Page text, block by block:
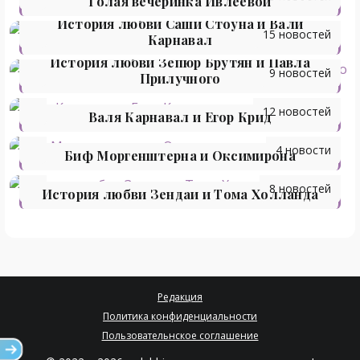
История любви Саши Стоуна и Вали
Карнавал
15 новостей
История любви Зепюр Брутян и Павла
Прилучного
9 новостей
Валя Карнавал и Егор Крид12 новостей
Биф Моргенштерна и Оксимирона4 новости
История любви Зендаи и Тома Холланда
8 новостей
Редакция
Политика конфиденциальности
Пользовательнское соглашение